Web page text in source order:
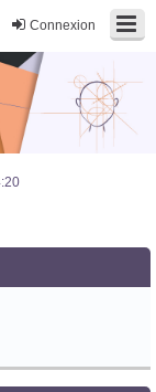
Connexion